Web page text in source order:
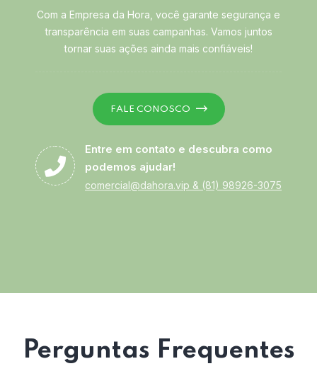
Com a Empresa da Hora, você garante segurança e
transparência em suas campanhas. Vamos juntos
tornar suas ações ainda mais confiáveis!
FALE CONOSCO
Entre em contato e descubra como
podemos ajudar!
comercial@dahora.vip & (81) 98926-3075
Perguntas Frequentes